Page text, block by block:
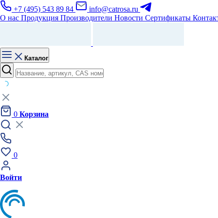
+7 (495) 543 89 84
info@catrosa.ru
О нас Продукция Производители Новости Сертификаты
Каталог
0 Корзина
0
Войти